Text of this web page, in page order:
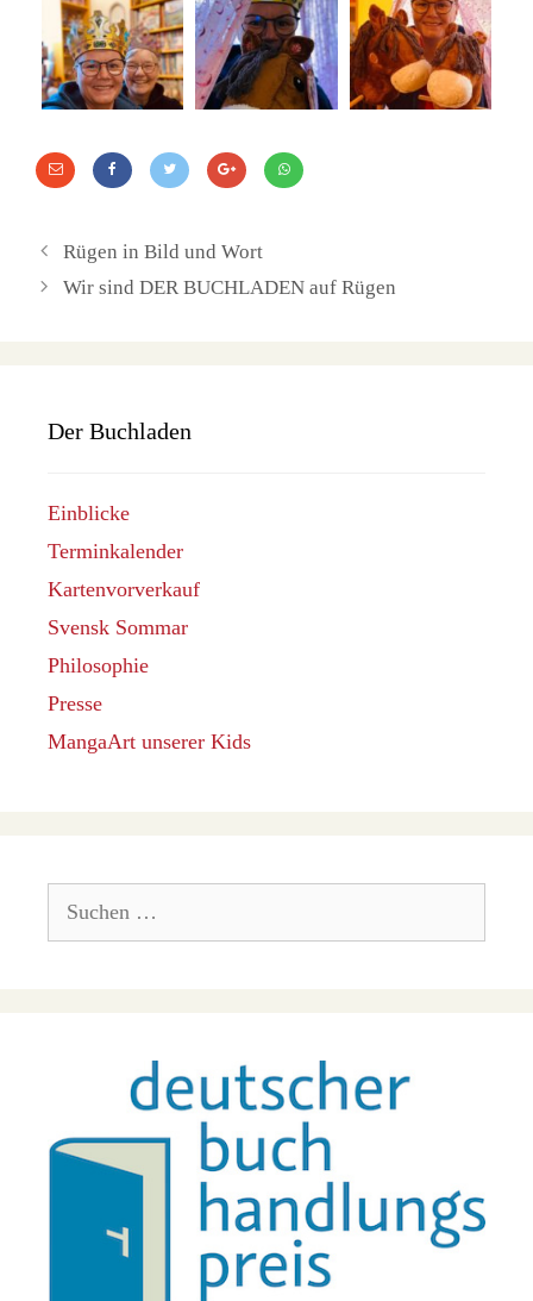
Rügen in Bild und Wort
Wir sind DER BUCHLADEN auf Rügen
Der Buchladen
Einblicke
Terminkalender
Kartenvorverkauf
Svensk Sommar
Philosophie
Presse
MangaArt unserer Kids